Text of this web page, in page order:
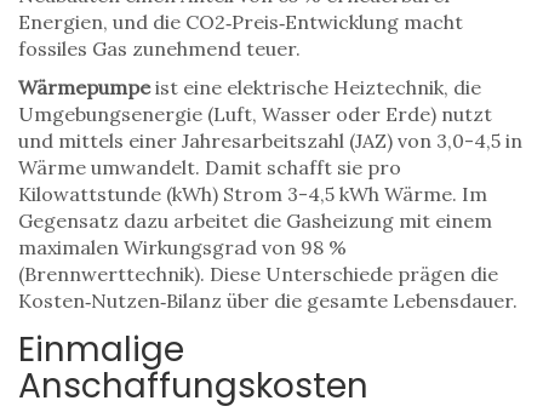
Energien, und die CO2‑Preis‑Entwicklung macht
fossiles Gas zunehmend teuer.
Wärmepumpeist eine elektrische Heiztechnik, die
Umgebungsenergie (Luft, Wasser oder Erde) nutzt
und mittels einer Jahresarbeitszahl (JAZ) von 3,0-4,5 in
Wärme umwandelt. Damit schafft sie pro
Kilowattstunde (kWh) Strom 3-4,5 kWh Wärme. Im
Gegensatz dazu arbeitet die Gasheizung mit einem
maximalen Wirkungsgrad von 98 %
(Brennwerttechnik). Diese Unterschiede prägen die
Kosten‑Nutzen‑Bilanz über die gesamte Lebensdauer.
Einmalige
Anschaffungskosten